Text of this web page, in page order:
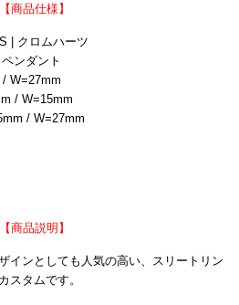
【商品仕様】
| クロムハーツ
ンダント
W=27mm
W=15mm
/ W=27mm
【商品説明】
インとしても人気の高い、スリートリン
スタムです。